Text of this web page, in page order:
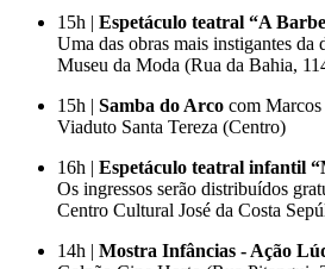
15h | Espetáculo teatral “A
Uma das obras mais instigantes
Museu da Moda (Rua da Bahia,
15h | Samba do Arco com
Viaduto Santa Tereza (Centro)
16h | Espetáculo teatral infantil
Os ingressos serão distribuídos
Centro Cultural José da Costa
14h | Mostra Infâncias - Ação